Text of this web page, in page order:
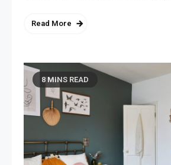
Read More
8 MINS READ